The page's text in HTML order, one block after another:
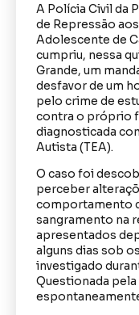
A Polícia Civil da
de Repressão
Adolescente de
cumpriu, nessa
Grande, um
desfavor de um
pelo crime de
contra o próprio
diagnosticada
Autista (TEA).
O caso foi
perceber
comportamento
sangramento na
apresentados
alguns dias sob
investigado
Questionada